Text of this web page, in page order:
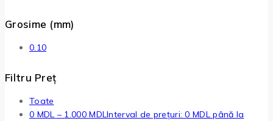
Grosime (mm)
0.10
Filtru Preț
Toate
0 MDL – 1.000MDLInterval de prețuri: 0 MDL până la